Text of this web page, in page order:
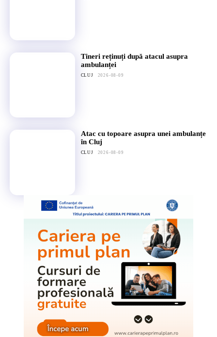
Tineri reținuți după atacul asupra
ambulanței
CLUJ 2026-08-09
Atac cu topoare asupra unei ambulanțe
în Cluj
CLUJ 2026-08-09